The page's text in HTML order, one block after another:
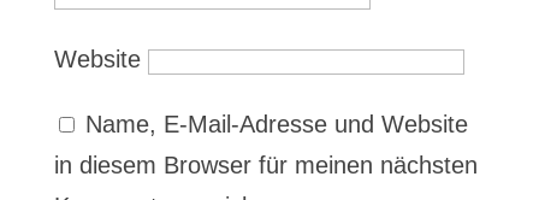
Website
Name, E-Mail-Adresse und Website
in diesem Browser für meinen nächsten